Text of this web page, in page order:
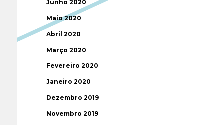
Junho 2020
Maio 2020
Abril 2020
Março 2020
Fevereiro 2020
Janeiro 2020
Dezembro 2019
Novembro 2019